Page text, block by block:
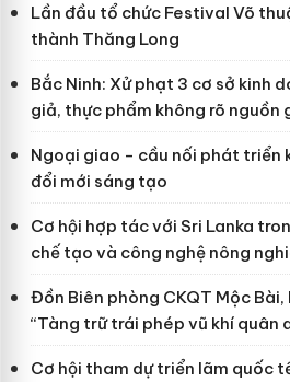
Lần đầu tổ chức Festival Võ
thành Thăng Long
Bắc Ninh: Xử phạt 3 cơ sở kinh
giả, thực phẩm không rõ nguồn
Ngoại giao - cầu nối phát triển
đổi mới sáng tạo
Cơ hội hợp tác với Sri Lanka
chế tạo và công nghệ nông
Đồn Biên phòng CKQT Mộc Bài,
“Tàng trữ trái phép vũ khí quân
Cơ hội tham dự triển lãm quốc